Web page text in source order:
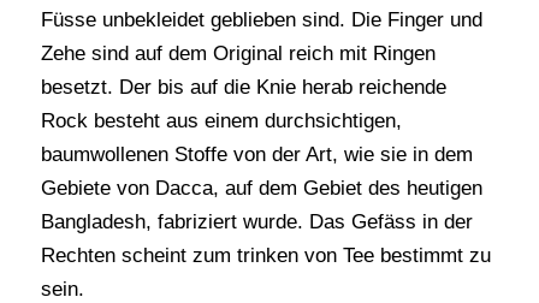
Füsse unbekleidet geblieben sind. Die Finger und
Zehe sind auf dem Original reich mit Ringen
besetzt. Der bis auf die Knie herab reichende
Rock besteht aus einem durchsichtigen,
baumwollenen Stoffe von der Art, wie sie in dem
Gebiete von Dacca, auf dem Gebiet des heutigen
Bangladesh, fabriziert wurde. Das Gefäss in der
Rechten scheint zum trinken von Tee bestimmt zu
sein.